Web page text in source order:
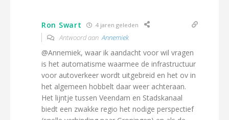
Ron Swart 4 jaren geleden
Antwoord aanAnnemiek
@Annemiek, waar ik aandacht voor wil vragen
is het automatisme waarmee de infrastructuur
voor autoverkeer wordt uitgebreid en het ov in
het algemeen hobbelt daar weer achteraan.
Het lijntje tussen Veendam en Stadskanaal
biedt een zwakke regio het nodige perspectief